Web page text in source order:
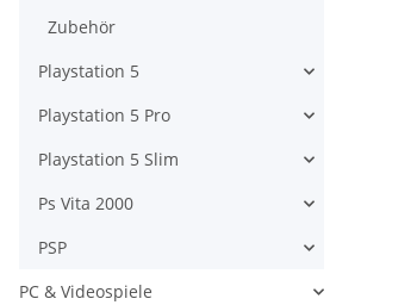
Zubehör
Playstation 5
Playstation 5 Pro
Playstation 5 Slim
Ps Vita 2000
PSP
PC & Videospiele